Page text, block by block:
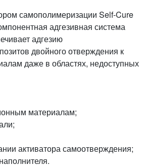
самополимеризации Self-Cure
адгезивная система
адгезию
двойного отверждения к
даже в областях, недоступных
материалам;
активатора самоотверждения;